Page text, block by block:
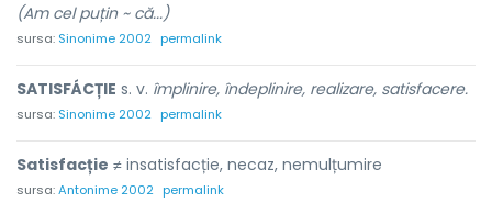
(Am cel puțin ~ că...)
sursa: Sinonime 2002 permalink
SATISFÁCȚIE s. v. împlinire, îndeplinire, realizare, satisfacere.
sursa: Sinonime 2002 permalink
Satisfacție ≠ insatisfacție, necaz, nemulțumire
sursa:Antonime 2002 permalink